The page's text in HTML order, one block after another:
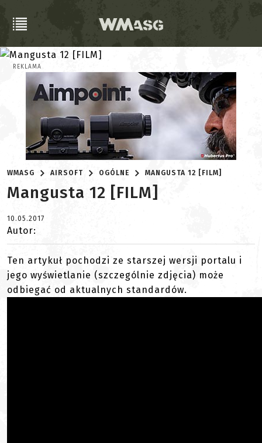
REKLAMA
WMASG AIRSOFT OGÓLNE MANGUSTA 12 [FILM]
Mangusta 12 [FILM]
10.05.2017
Autor:
Ten artykuł pochodzi ze starszej wersji portalu i
jego wyświetlanie (szczególnie zdjęcia) może
odbiegać od aktualnych standardów.